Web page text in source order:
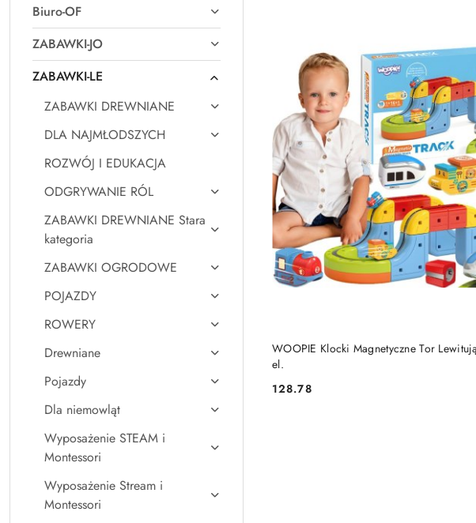
Biuro-OF
ZABAWKI-JO
ZABAWKI-LE
ZABAWKI DREWNIANE
DLA NAJMŁODSZYCH
ROZWÓJ I EDUKACJA
ODGRYWANIE RÓL
ZABAWKI DREWNIANE Stara
kategoria
ZABAWKI OGRODOWE
POJAZDY
ROWERY
Drewniane
Pojazdy
Dla niemowląt
Wyposażenie STEAM i
Montessori
Wyposażenie Stream i
Montessori
WOOPIE Klocki Magnetyczne Tor
el.
Cena:
128.78
DO KOSZYKA